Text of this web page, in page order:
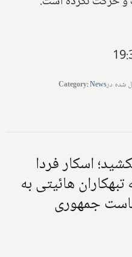
شده در Category:News
اسکار فردا
هائیتی به
جمهوری